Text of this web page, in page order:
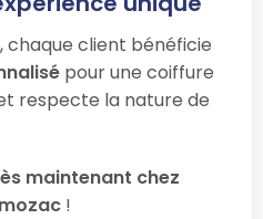
, chaque client bénéficie
pour une coiffure
respecte la nature de
maintenant chez
!